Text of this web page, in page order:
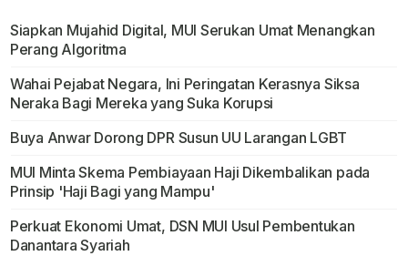
Siapkan Mujahid Digital, MUI Serukan Umat Menangkan
Perang Algoritma
Wahai Pejabat Negara, Ini Peringatan Kerasnya Siksa
Neraka Bagi Mereka yang Suka Korupsi
Buya Anwar Dorong DPR Susun UU Larangan LGBT
MUI Minta Skema Pembiayaan Haji Dikembalikan pada
Prinsip 'Haji Bagi yang Mampu'
Perkuat Ekonomi Umat, DSN MUI Usul Pembentukan
Danantara Syariah